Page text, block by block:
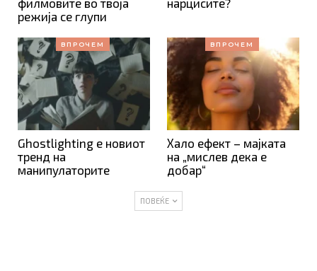
филмовите во твоја
режија се глупи
нарцисите?
ВПРОЧЕМ
Ghostlighting е новиот
тренд на
манипулаторите
ВПРОЧЕМ
Хало ефект – мајката
на „мислев дека е
добар“
ПОВЕЌЕ